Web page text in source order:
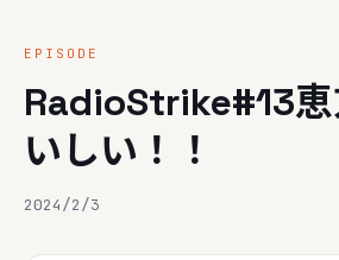
EPISODE
RadioStrike#13
いしい！！
2024/2/3